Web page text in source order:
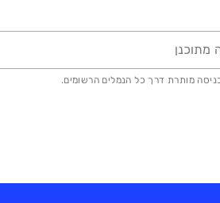
מתוכנן
מותרת דרך כל הנמלים הרשומים.